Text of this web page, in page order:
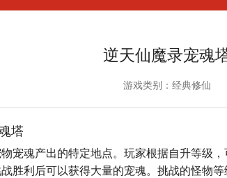
逆天仙魔录宠魂
游戏类别：经典修仙
塔
宠魂产出的特定地点。玩家根据自升等级
胜利后可以获得大量的宠魂。挑战的怪物